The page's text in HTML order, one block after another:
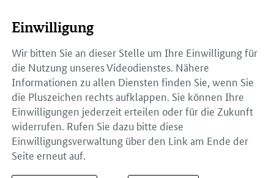
Einwilligung
Wir bitten Sie an dieser Stelle um Ihre Einwilligung für
die Nutzung unseres Videodienstes. Nähere
Informationen zu allen Diensten finden Sie, wenn Sie
die Pluszeichen rechts aufklappen. Sie können Ihre
Einwilligungen jederzeit erteilen oder für die Zukunft
widerrufen. Rufen Sie dazu bitte diese
Einwilligungsverwaltung über den Link am Ende der
Seite erneut auf.